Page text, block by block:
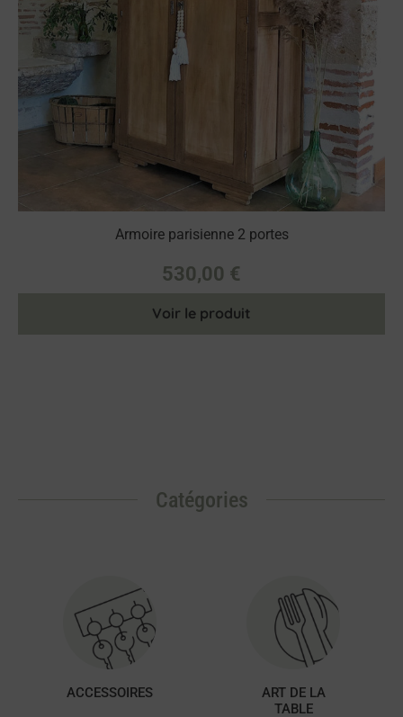
Armoire parisienne 2 portes
530,00 €
Voir le produit
Catégories
ACCESSOIRES
ART DE LA
TABLE